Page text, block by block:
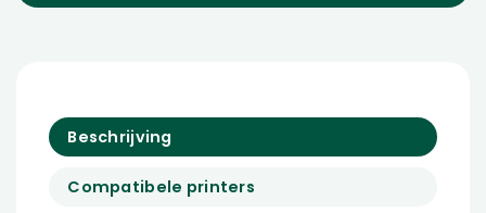
Beschrijving
Compatibele printers